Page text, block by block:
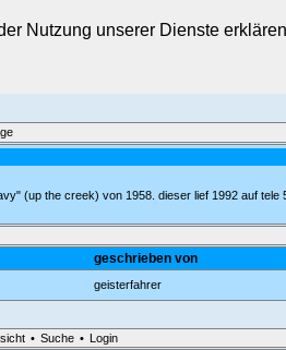
Nutzung unserer Dienste
(up the creek) von 1958. dieser lief 1992 auf tele
geschrieben von
geisterfahrer
• Suche • Login